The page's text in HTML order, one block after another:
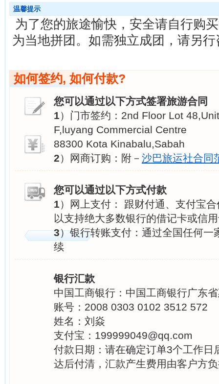
温馨提示
为了您的旅途愉快，安全请自行购
为当地拼团。如需独立成团，请另
如何签约, 如何付款?
您可以通过以下方式签署旅游合同
1）门市签约：2nd Floor Lot
F,luyang Commercial Centre
88300 Kota Kinabalu,Sabah
2）网商订购：附－ 沙巴旅运社合同
您可以通过以下方式付款
1）网上支付： 跟财付通、支付宝
以支持绝大多数银行的借记卡或信
3）银行转账支付：通过全国任何一
续
银行汇款
中国工商银行：中国工商银行广东
账号：2008 0303 0102 3512 572
姓名：刘焱
支付宝：199999049@qq.com
付款日期：请在确定订单3个工作日
达后付清，汇款产生费用由客户方